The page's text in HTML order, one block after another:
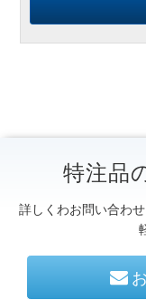
特注品
詳しくわお問い合わ